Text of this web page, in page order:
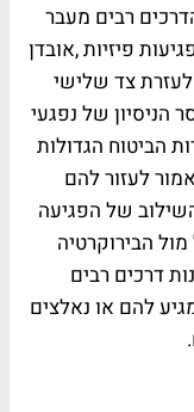
רבים מעבר
פיזיות ,אובדן
צד שלישי
הניסיון של נפגעי
הביטוח הגדולות
לעזור להם
של הפגיעה
הבירוקרטיה
דרכים רבים
להם או נאלצים